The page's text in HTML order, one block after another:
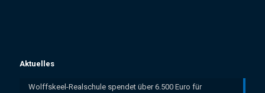
Aktuelles
Wolffskeel-Realschule spendet über 6.500 Euro für